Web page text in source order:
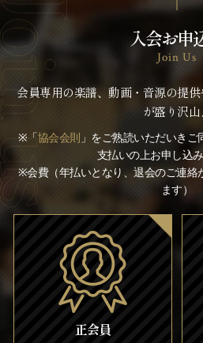
入会お申
Join Us
会員専用の楽譜、動画・音源の提
が盛り沢山
※「協会会則 」をご熟読いただいき
支払いの上お申し込み
※会費（年払いとなり、退会のご連絡
ます）
正会員